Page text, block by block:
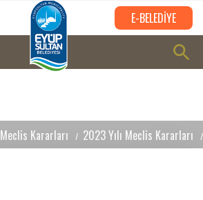
E-BELEDİYE
Meclis Kararları 2023 Yılı Meclis Kararları